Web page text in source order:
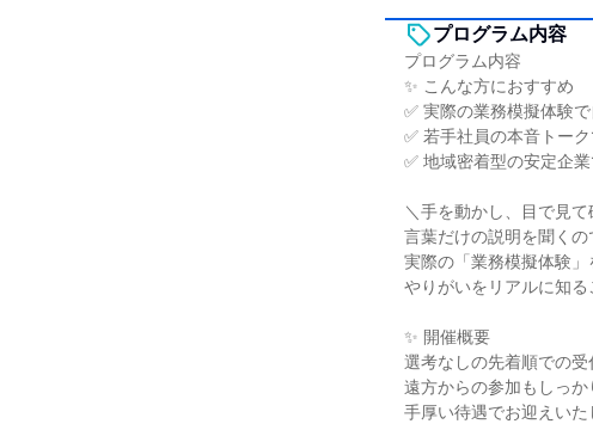
プログラム内容
プログラム内容
✨ こんな方におすすめ
✅ 実際の業務模擬体験
✅ 若手社員の本音トー
✅ 地域密着型の安定企
＼手を動かし、目で見て
言葉だけの説明を聞くの
実際の「業務模擬体験」
やりがいをリアルに知る
✨ 開催概要
選考なしの先着順での受
遠方からの参加もしっか
手厚い待遇でお迎えいた